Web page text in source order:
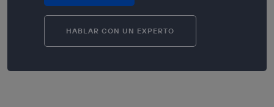
HABLAR CON UN EXPERTO